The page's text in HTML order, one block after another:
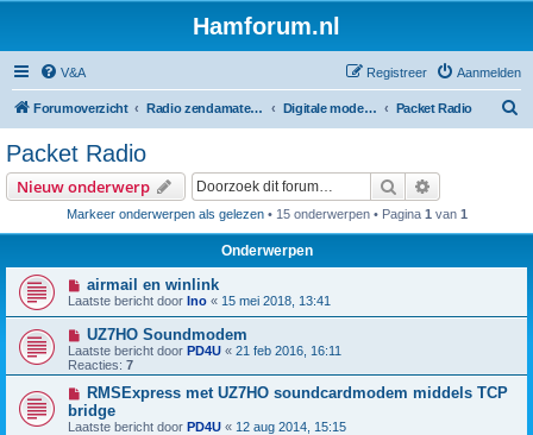
Hamforum.nl
V&A Aanmelden
Registreer
Forumoverzicht Radio zendamateur, luisteramateur en elektronica zelfbouw Digitale modes en morse (CW) Packet Radio
Packet Radio
Nieuw onderwerp Zoek
Markeer onderwerpen als gelezen• 15 onderwerpen • Pagina 1 van 1
Onderwerpen
airmail en winlink
Laatste bericht door Ino « 15 mei 2018, 13:41
UZ7HO Soundmodem
Laatste bericht door PD4U « 21 feb 2016, 16:11
Reacties: 7
RMSExpress met UZ7HO soundcardmodem middels TCP
bridge
Laatste bericht door PD4U « 12 aug 2014, 15:15